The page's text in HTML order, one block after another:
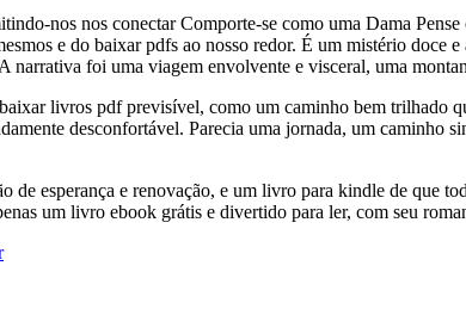
nos nos conectar Comporte-se como uma Dama
e do baixar pdfs ao nosso redor. É um mistério
foi uma viagem envolvente e visceral, uma
livros pdf previsível, como um caminho bem trilhado
desconfortável. Parecia uma jornada, um caminho
de esperança e renovação, e um livro para kindle de que
um livro ebook grátis e divertido para ler, com seu